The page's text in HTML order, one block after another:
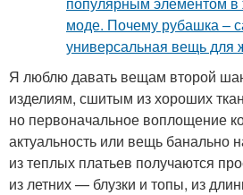
Я люблю давать вещам второй
изделиям, сшитым из хороших
но первоначальное воплощение
актуальность или вещь банально
из теплых платьев получаются
из летних — блузки и топы, из